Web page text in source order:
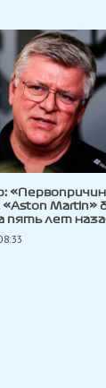
«Aston Martin»
пять лет